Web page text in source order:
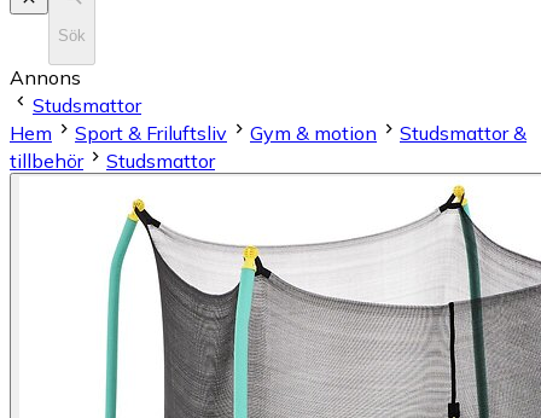
Sök
Annons
Studsmattor
Hem
Sport & Friluftsliv Gym & motion
Studsmattor &
tillbehör
Studsmattor